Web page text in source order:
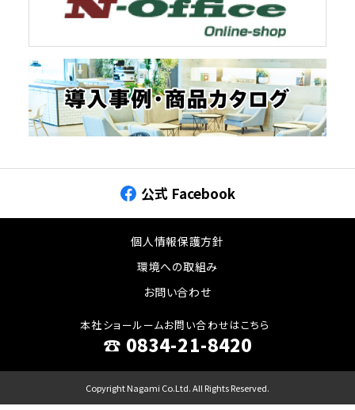
公式 Facebook
個人情報保護方針
環境への取組み
お問い合わせ
本社ショールームお問い合わせはこちら
☎︎ 0834-21-8420
Copyright Nagami Co.Ltd. All Rights Reserved.